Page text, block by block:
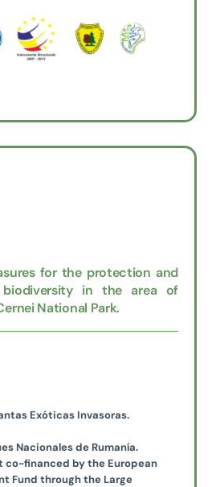
for the protection and
in the area of
National Park.
Exóticas Invasoras.
Nacionales de Rumanía.
co-financed by the European
Fund through the Large